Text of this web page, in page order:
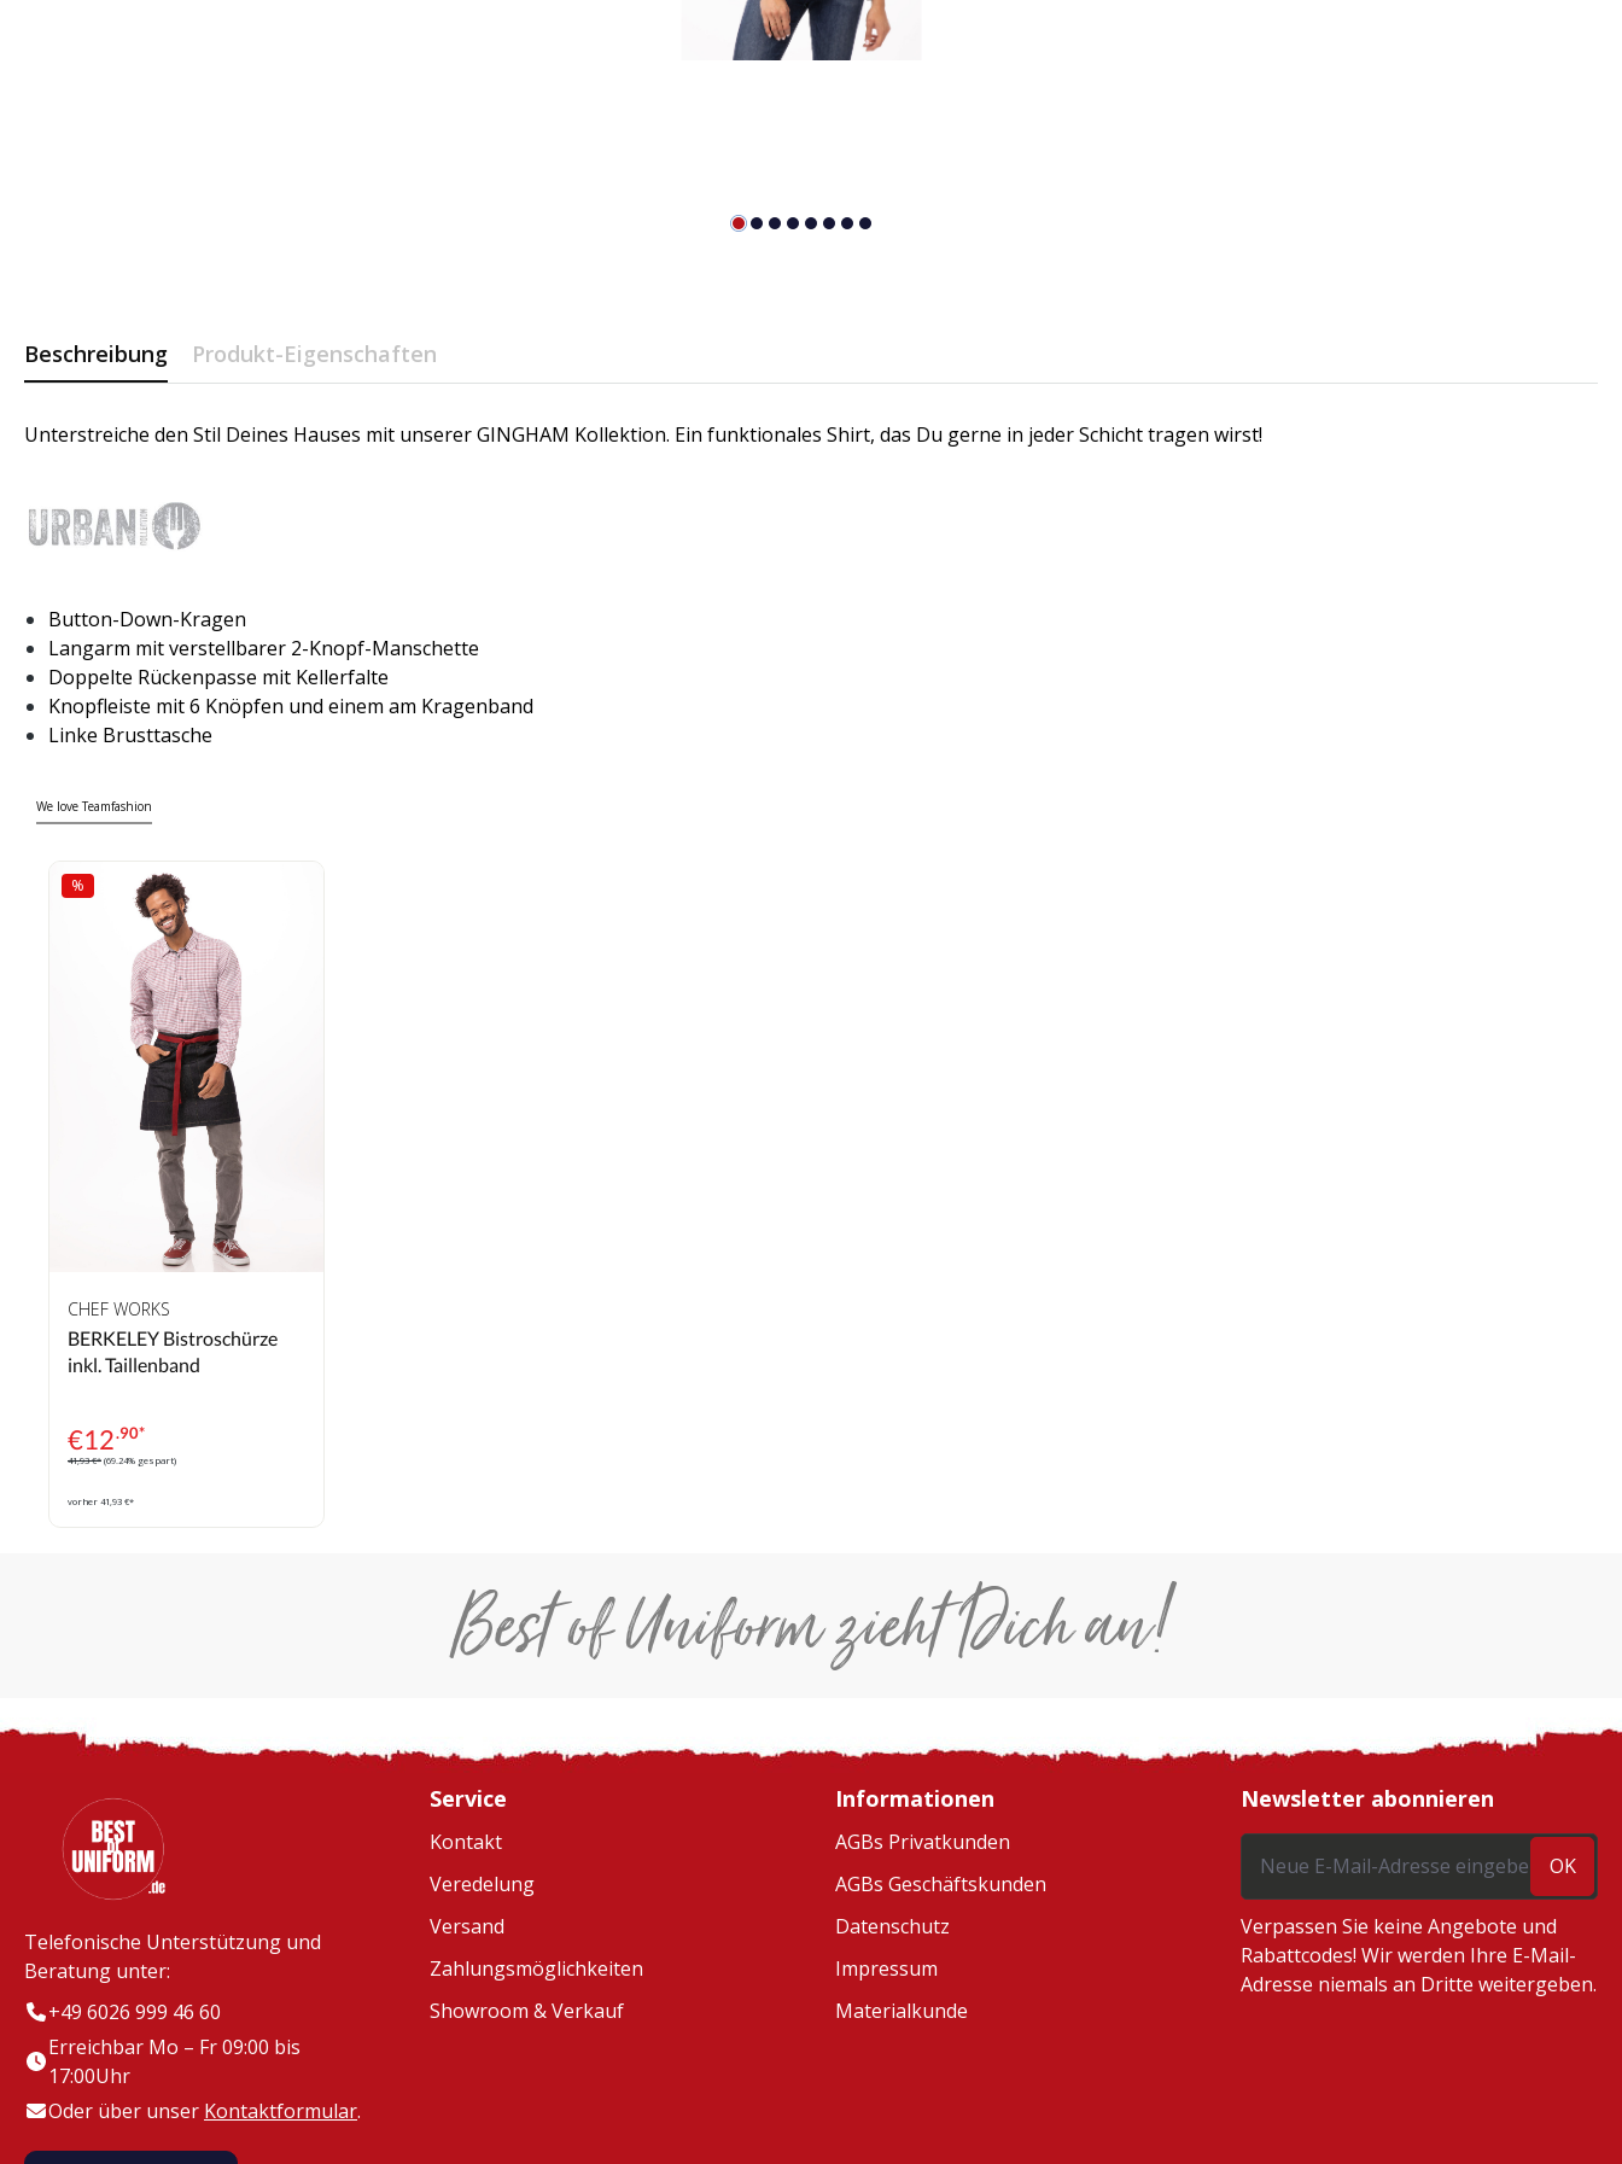
Beschreibung Produkt-Eigenschaften
Unterstreiche den Stil Deines Hauses mit unserer GINGHAM Kollektion. Ein funktionales Shirt, das Du gerne in jeder Schicht tragen wirst!
Button-Down-Kragen
Langarm mit verstellbarer 2-Knopf-Manschette
Doppelte Rückenpasse mit Kellerfalte
Knopfleiste mit 6 Knöpfen und einem am Kragenband
Linke Brusttasche
We love Teamfashion
%
CHEF WORKS
BERKELEY Bistroschürze
inkl. Taillenband
€12.90*
41,93 €* (69.24% gespart)
vorher 41,93 €*
Best of Uniform zieht Dich an!
Telefonische Unterstützung und
Beratung unter:
+49 6026 999 46 60
Erreichbar Mo – Fr 09:00 bis
17:00Uhr
Oder über unser Kontaktformular.
Service
Kontakt
Veredelung
Versand
Zahlungsmöglichkeiten
Showroom & Verkauf
Informationen
AGBs Privatkunden
AGBs Geschäftskunden
Datenschutz
Impressum
Materialkunde
Newsletter abonnieren
OK
Verpassen Sie keine Angebote und
Rabattcodes! Wir werden Ihre E-Mail-
Adresse niemals an Dritte weitergeben.